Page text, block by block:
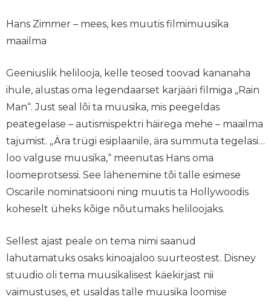
Hans Zimmer – mees, kes muutis filmimuusika
maailma
Geeniuslik helilooja, kelle teosed toovad kananaha
ihule, alustas oma legendaarset karjääri filmiga „Rain
Man“. Just seal lõi ta muusika, mis peegeldas
peategelase – autismispektri häirega mehe – maailma
tajumist. „Ära trügi esiplaanile, ära summuta tegelasi…
loo valguse muusika,“ meenutas Hans oma
loomeprotsessi. See lähenemine tõi talle esimese
Oscarile nominatsiooni ning muutis ta Hollywoodis
koheselt üheks kõige nõutumaks heliloojaks.
Sellest ajast peale on tema nimi saanud
lahutamatuks osaks kinoajaloo suurteostest. Disney
stuudio oli tema muusikalisest käekirjast nii
vaimustuses, et usaldas talle muusika loomise